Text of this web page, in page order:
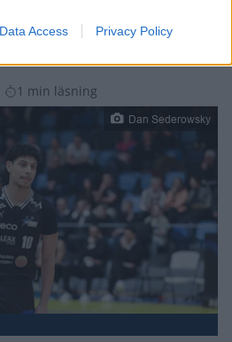
Data Access Privacy Policy
1 min läsning
Dan Sederowsky